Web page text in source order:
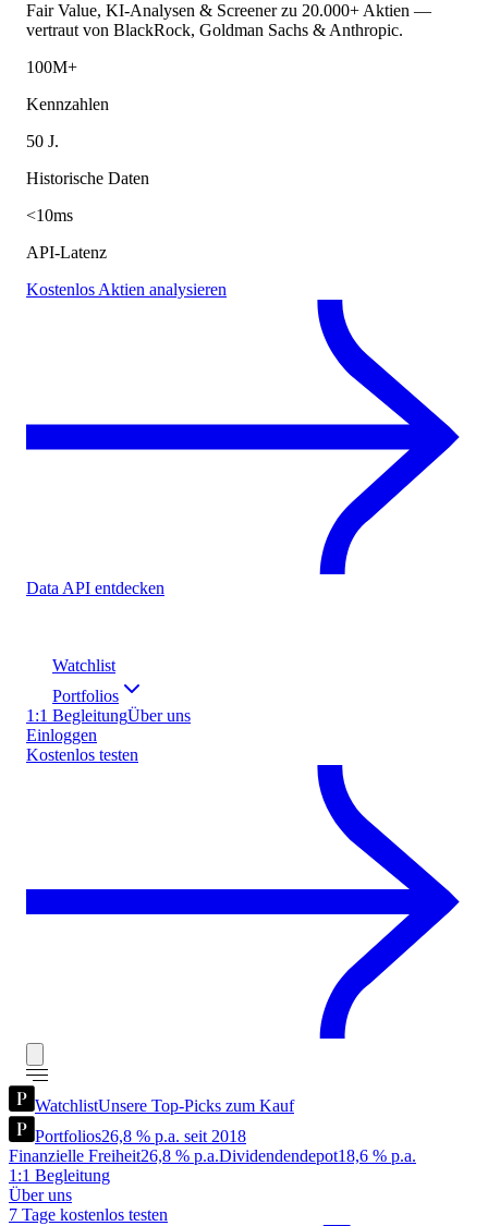
Fair Value, KI-Analysen & Screener zu 20.000+ Aktien —
vertraut von BlackRock, Goldman Sachs & Anthropic.
100M+
Kennzahlen
50 J.
Historische Daten
<10ms
API-Latenz
Kostenlos Aktien analysieren
Data API entdecken
Watchlist
Portfolios
1:1 BegleitungÜber uns
Einloggen
Kostenlos testen
WatchlistUnsere Top-Picks zum Kauf
Portfolios26,8 % p.a. seit 2018
Finanzielle Freiheit26,8 % p.a.Dividendendepot18,6 % p.a.
1:1 Begleitung
Über uns
7 Tage kostenlos testen